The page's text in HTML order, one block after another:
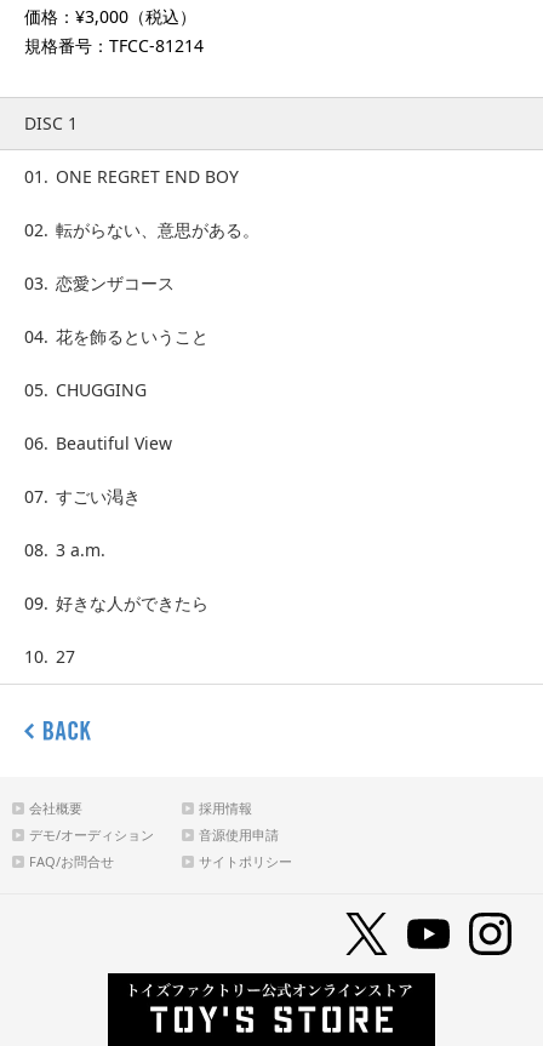
価格：¥3,000（税込）
規格番号：TFCC-81214
DISC 1
01. ONE REGRET END BOY
02. 転がらない、意思がある。
03. 恋愛ンザコース
04. 花を飾るということ
05. CHUGGING
06. Beautiful View
07. すごい渇き
08. 3 a.m.
09. 好きな人ができたら
10. 27
会社概要
採用情報
デモ/オーディション
音源使用申請
FAQ/お問合せ
サイトポリシー